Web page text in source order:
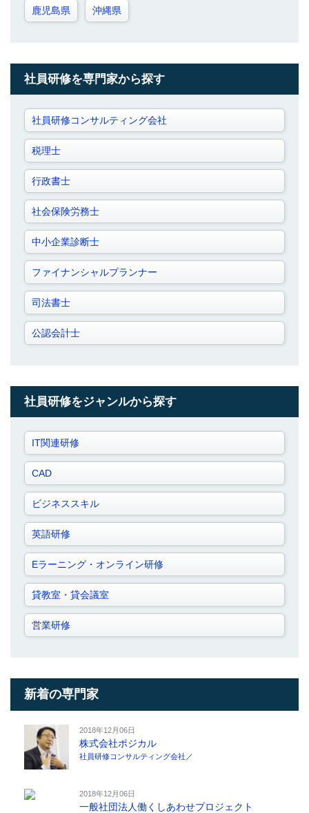
鹿児島県 沖縄県
社員研修を専門家から探す
社員研修コンサルティング会社
税理士
行政書士
社会保険労務士
中小企業診断士
ファイナンシャルプランナー
司法書士
公認会計士
社員研修をジャンルから探す
IT関連研修
CAD
ビジネススキル
英語研修
Eラーニング・オンライン研修
貸教室・貸会議室
営業研修
新着の専門家
2018年12月06日
株式会社ポジカル
社員研修コンサルティング会社 ／
2018年12月06日
一般社団法人働くしあわせプロジェクト